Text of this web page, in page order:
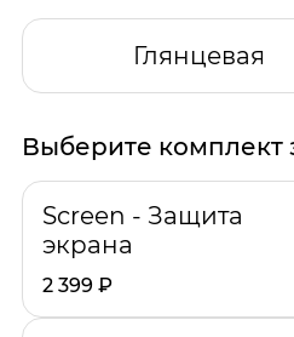
Глянцевая
Выберите комплект
Screen - Защита
экрана
2 399 ₽